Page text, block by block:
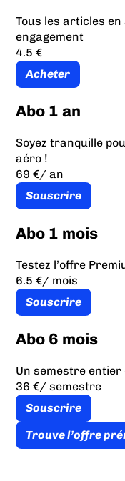
Tous les articles
engagement
4.5 €
Acheter
Abo 1 an
Soyez tranquille
aéro !
69 €/ an
Souscrire
Abo 1 mois
Testez l’offre
6.5 €/ mois
Souscrire
Abo 6 mois
Un semestre entier
36 €/ semestre
Souscrire
Trouve l’offre